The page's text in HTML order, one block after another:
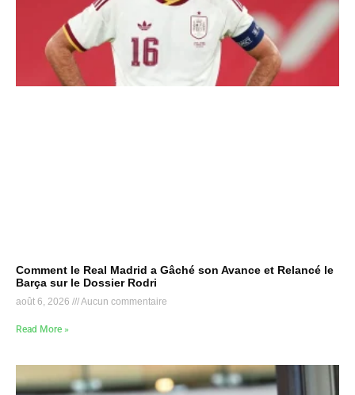
Comment le Real Madrid a Gâché son Avance et Relancé le
Barça sur le Dossier Rodri
août 6, 2026 Aucun commentaire
Read More »